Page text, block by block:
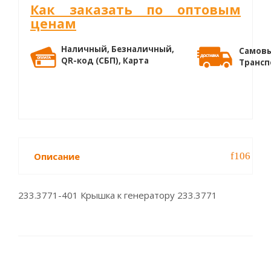
Как заказать по оптовым
ценам
Наличный, Безналичный,
QR-код (СБП), Карта
Описание
233.3771-401 Крышка к генератору 233.3771